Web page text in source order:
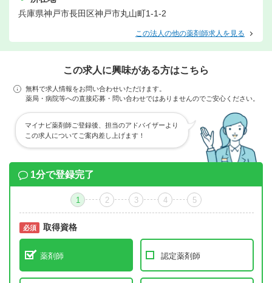
兵庫県神戸市長田区神戸市丸山町1-1-2
この法人の他の薬剤師求人を見る
この求人に興味がある方はこちら
無料で求人情報をお問い合わせいただけます。
薬局・病院等への直接応募・問い合わせではありませんのでご安心ください。
マイナビ薬剤師ご登録後、担当のアドバイザーより
この求人についてご案内差し上げます！
1分で登録完了
1 2 3 4 5
必須 取得資格
薬剤師 認定薬剤師